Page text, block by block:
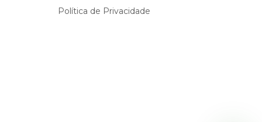
Política de Privacidade